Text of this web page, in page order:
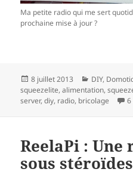
Ma petite radio qui me sert
prochaine mise à jour ?
Publié
le
8 juillet 2013 Catégories
DIY,
squeezelite,alimentation,
server,diy, radio, bricolage
ReelaPi : Une
sous stéroïdes